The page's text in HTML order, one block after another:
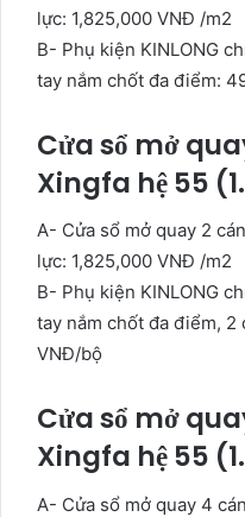
lực: 1,825,000 VNĐ /m2
B- Phụ kiện KINLONG
tay nắm chốt đa điểm:
Cửa sổ mở
Xingfa hệ 55
A- Cửa sổ mở quay 2
lực: 1,825,000 VNĐ /m2
B- Phụ kiện KINLONG
tay nắm chốt đa điểm,
VNĐ/bộ
Cửa sổ mở
Xingfa hệ 55
A- Cửa sổ mở quay 4